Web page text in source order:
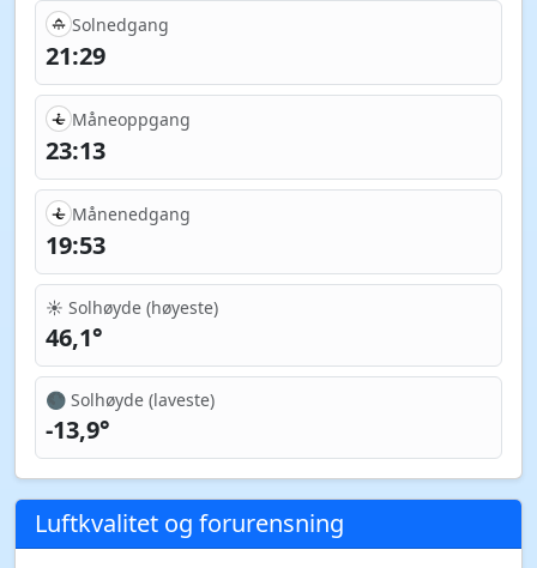
Solnedgang
21:29
Måneoppgang
23:13
Månenedgang
19:53
☀️ Solhøyde (høyeste)
46,1°
🌑 Solhøyde (laveste)
-13,9°
Luftkvalitet og forurensning